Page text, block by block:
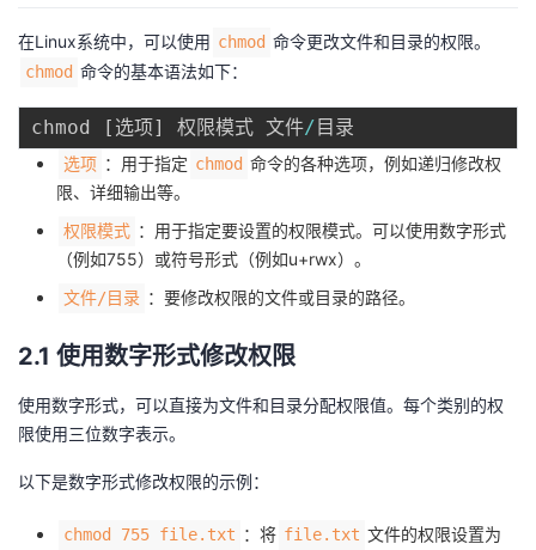
藏
议
在Linux系统中，可以使用 chmod 命令更改文件和目录的权限。
chmod 命令的基本语法如下：
chmod [ 选项] 权限模式 文件/
选项 ：用于指定 chmod 命令的各种选项，例如递归修改权
限、详细输出等。
权限模式 ：用于指定要设置的权限模式。可以使用数字形式
（例如755）或符号形式（例如u+rwx）。
文件/目录 ：要修改权限的文件或目录的路径。
2.1 使用数字形式修改权限
使用数字形式，可以直接为文件和目录分配权限值。每个类别的权
限使用三位数字表示。
以下是数字形式修改权限的示例：
chmod 755 file.txt ：将 file.txt 文件的权限设置为